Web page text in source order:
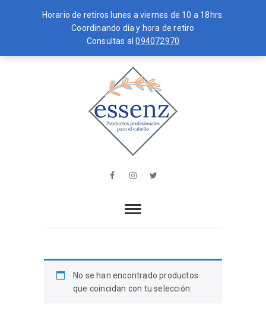
Horario de retiros lunes a viernes de 10 a 18hrs.
Coordinando día y hora de retiro
Consultas al094072970
to
essenz
EL CABELLO
FacebookInstagram
No se han encontrado productos
que coincidan con tu selección.